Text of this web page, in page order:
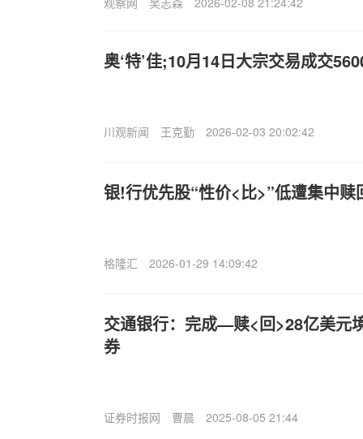
奥‘特’佳;10月14日大宗交易成交
川观新闻 王克勤 2026-02-03 20:02:42
银!行优先股“性价<比>”低遭集中赎
格隆汇 2026-01-29 14:09:42
交通银行：完成—赎<回>28亿美元
券
证券时报网 曹晨 2025-08-05 21:44